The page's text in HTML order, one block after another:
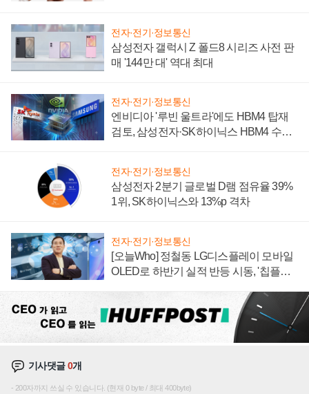
전자·전기·정보통신
삼성전자 갤럭시 Z 폴드8 시리즈 사전 판
매 '144만 대' 역대 최대
전자·전기·정보통신
엔비디아 '루빈 울트라'에도 HBM4 탑재
검토, 삼성전자·SK하이닉스 HBM4 수율
전자·전기·정보통신
삼성전자 2분기 글로벌 D램 점유율 39%
1위, SK하이닉스와 13%p 격차
전자·전기·정보통신
[오늘Who] 정철동 LG디스플레이 모바일
OLED로 하반기 실적 반등 시동, '칩플레
기사댓글0개
200자까지 쓰실 수 있습니다. (현재 0 byte / 최대 400byte)